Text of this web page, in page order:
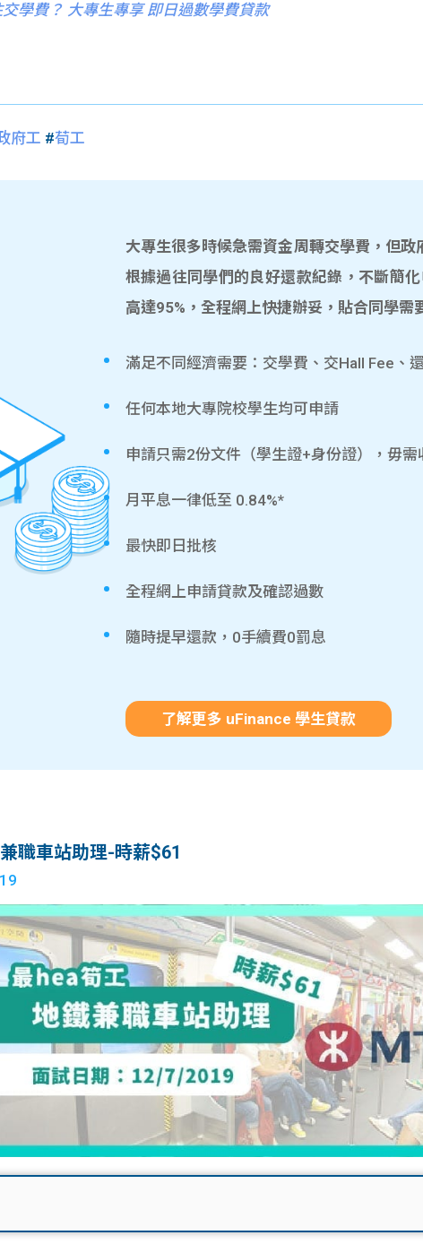
學費？ 大專生專享 即日過數學費貸款
府工 #荀工
大專生很多時候急需資金周轉交學費，但
根據過往同學們的良好還款紀錄，不斷簡
高達95%，全程網上快捷辦妥，貼合同學需
滿足不同經濟需要：交學費、交Hall Fee、
任何本地大專院校學生均可申請
申請只需2份文件（學生證+身份證），毋需
月平息一律低至 0.84%*
最快即日批核
全程網上申請貸款及確認過數
隨時提早還款，0手續費0罰息
了解更多 uFinance 學生貸款
職車站助理-時薪$61